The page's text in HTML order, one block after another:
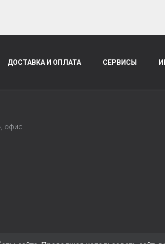
ДОСТАВКА И ОПЛАТА СЕРВИСЫ
офис